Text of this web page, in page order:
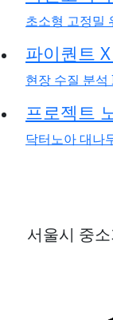
초소형 고정밀
파이퀀트
현장 수질 분석
프로젝트
닥터노아 대나
서울시 중